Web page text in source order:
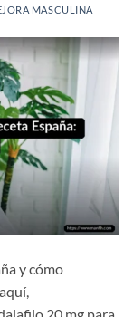
MASCULINA
y cómo